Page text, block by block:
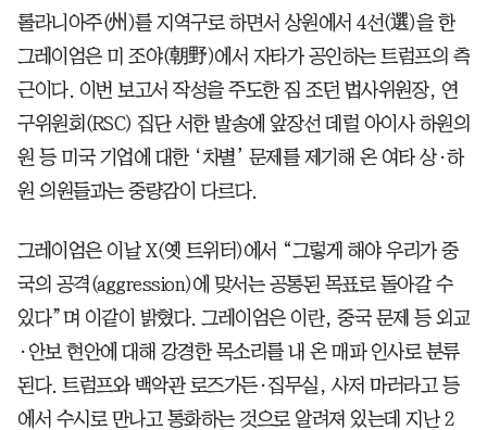
롤라니아주(州)를 지역구로 하면서 상원에서 4선(選)을 한
그레이엄은 미 조야(朝野)에서 자타가 공인하는 트럼프의 측
근이다. 이번 보고서 작성을 주도한 짐 조던 법사위원장, 연
구위원회(RSC) 집단 서한 발송에 앞장선 데럴 아이사 하원의
원 등 미국 기업에 대한 ‘차별’ 문제를 제기해 온 여타 상·하
원 의원들과는 중량감이 다르다.
그레이엄은 이날 X(옛 트위터)에서 “그렇게 해야 우리가 중
국의 공격(aggression)에 맞서는 공통된 목표로 돌아갈 수
있다”며 이같이 밝혔다. 그레이엄은 이란, 중국 문제 등 외교
·안보 현안에 대해 강경한 목소리를 내 온 매파 인사로 분류
된다. 트럼프와 백악관 로즈가든·집무실, 사저 마러라고 등
에서 수시로 만나고 통화하는 것으로 알려져 있는데 지난 2